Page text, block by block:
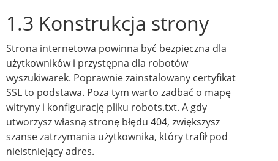
1.3 Konstrukcja strony
Strona internetowa powinna być bezpieczna dla
użytkowników i przystępna dla robotów
wyszukiwarek. Poprawnie zainstalowany certyfikat
SSL to podstawa. Poza tym warto zadbać o mapę
witryny i konfigurację pliku robots.txt. A gdy
utworzysz własną stronę błędu 404, zwiększysz
szanse zatrzymania użytkownika, który trafił pod
nieistniejący adres.